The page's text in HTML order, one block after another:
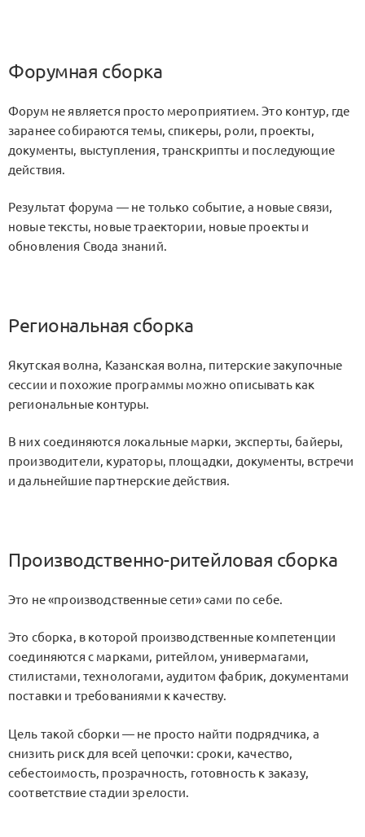
Форумная сборка
Форум не является просто мероприятием. Это контур, где
заранее собираются темы, спикеры, роли, проекты,
документы, выступления, транскрипты и последующие
действия.
Результат форума — не только событие, а новые связи,
новые тексты, новые траектории, новые проекты и
обновления Свода знаний.
Региональная сборка
Якутская волна, Казанская волна, питерские закупочные
сессии и похожие программы можно описывать как
региональные контуры.
В них соединяются локальные марки, эксперты, байеры,
производители, кураторы, площадки, документы, встречи
и дальнейшие партнерские действия.
Производственно-ритейловая сборка
Это не «производственные сети» сами по себе.
Это сборка, в которой производственные компетенции
соединяются с марками, ритейлом, универмагами,
стилистами, технологами, аудитом фабрик, документами
поставки и требованиями к качеству.
Цель такой сборки — не просто найти подрядчика, а
снизить риск для всей цепочки: сроки, качество,
себестоимость, прозрачность, готовность к заказу,
соответствие стадии зрелости.